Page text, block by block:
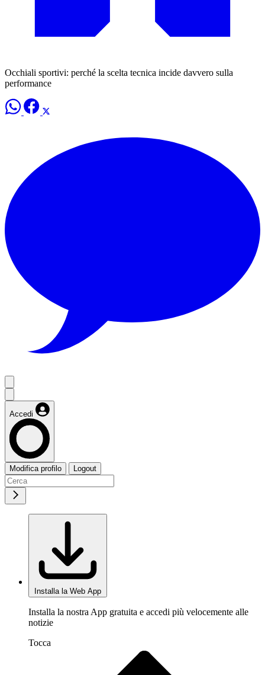
Occhiali sportivi: perché la scelta tecnica incide davvero sulla
performance
Accedi
Modifica profilo Logout
Installa la Web App
Installa la nostra App gratuita e accedi più velocemente alle
notizie
Tocca